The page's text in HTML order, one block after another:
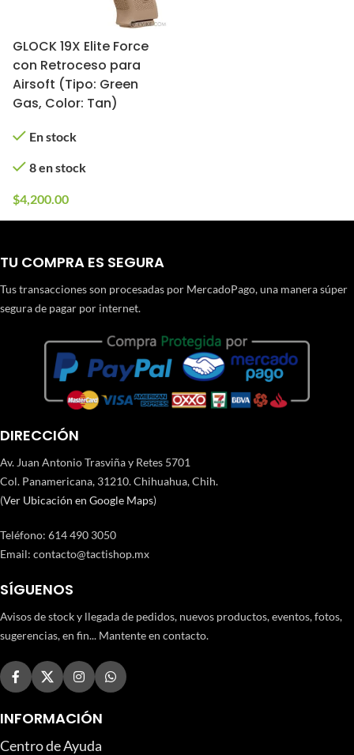
GLOCK 19X Elite Force
con Retroceso para
Airsoft (Tipo: Green
Gas, Color: Tan)
En stock
8 en stock
$4,200.00
TU COMPRA ES SEGURA
Tus transacciones son procesadas por MercadoPago, una manera súper
segura de pagar por internet.
DIRECCIÓN
Av. Juan Antonio Trasviña y Retes 5701
Col. Panamericana, 31210. Chihuahua, Chih.
(Ver Ubicación en Google Maps)
Teléfono: 614 490 3050
Email: contacto@tactishop.mx
SÍGUENOS
Avisos de stock y llegada de pedidos, nuevos productos, eventos, fotos,
sugerencias, en fin... Mantente en contacto.
INFORMACIÓN
Centro de Ayuda